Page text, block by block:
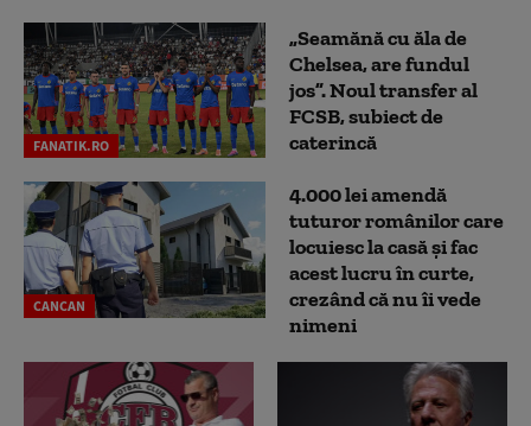
FANATIK.RO
„Seamănă cu ăla de
Chelsea, are fundul
jos”. Noul transfer al
FCSB, subiect de
caterincă
CANCAN
4.000 lei amendă
tuturor românilor care
locuiesc la casă și fac
acest lucru în curte,
crezând că nu îi vede
nimeni